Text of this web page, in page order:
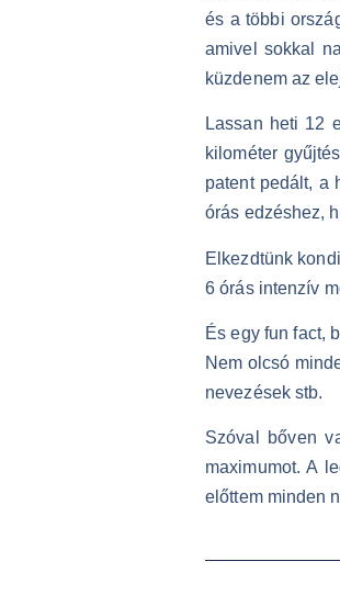
és a többi
amivel sokkal
küzdenem az
Lassan heti 12
kilométer
patent pedált, a
órás edzéshez,
Elkezdtünk
6 órás intenzív
És egy fun fact,
Nem olcsó
nevezések stb.
Szóval bőven
maximumot. A
előttem minden